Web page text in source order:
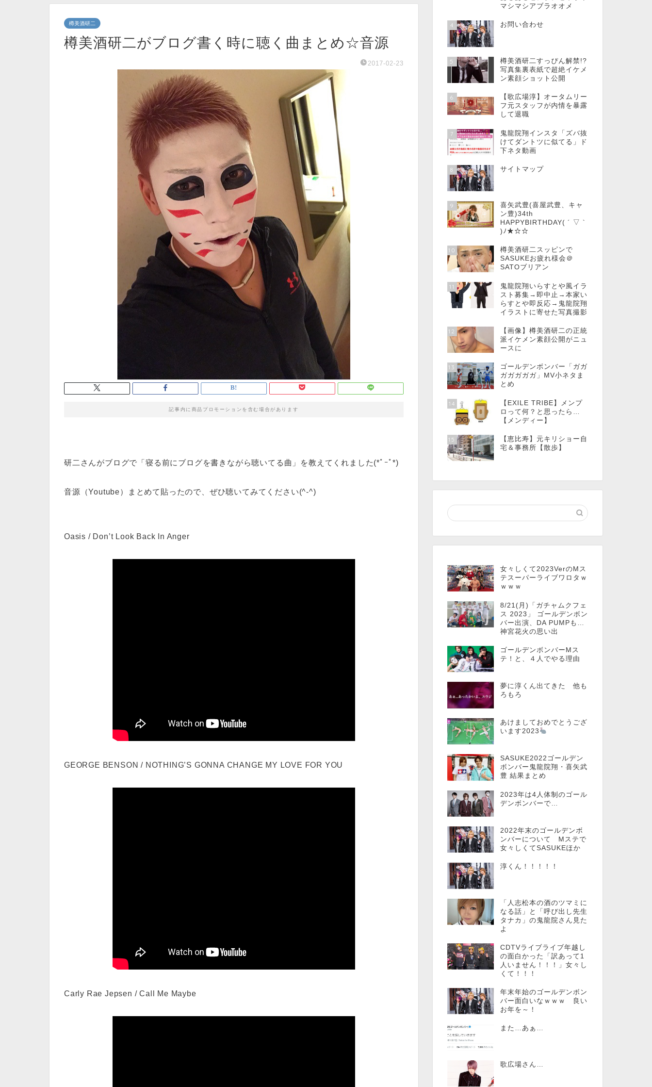
樽美酒研二
樽美酒研二がブログ書く時に聴く曲まとめ☆音源
2017-02-23
記事内に商品プロモーションを含む場合があります
研二さんがブログで「寝る前にブログを書きながら聴いてる曲」を教えてくれました(*ﾟｰﾟ*)
音源（Youtube）まとめて貼ったので、ぜひ聴いてみてください(^-^)
Oasis / Don’t Look Back In Anger
GEORGE BENSON / NOTHING’S GONNA CHANGE MY LOVE FOR YOU
Carly Rae Jepsen / Call Me Maybe
マシマシアブラオオメ
4 お問い合わせ
5
樽美酒研二すっぴん解禁!?
写真集裏表紙で超絶イケメ
ン素顔ショット公開
6
【歌広場淳】オータムリー
フ元スタッフが内情を暴露
して退職
7
鬼龍院翔インスタ「ズバ抜
けてダントツに似てる」ド
下ネタ動画
8 サイトマップ
9
喜矢武豊(喜屋武豊、キャ
ン豊)34th
HAPPYBIRTHDAY( ´ ▽ `
)ﾉ★☆☆
10
樽美酒研二スッピンで
SASUKEお疲れ様会＠
SATOブリアン
11
鬼龍院翔いらすとや風イラ
スト募集→即中止→本家い
らすとや即反応→鬼龍院翔
イラストに寄せた写真撮影
12
【画像】樽美酒研二の正統
派イケメン素顔公開がニュ
ースに
13
ゴールデンボンバー「ガガ
ガガガガガ」MV小ネタま
とめ
14
【EXILE TRIBE】メンプ
ロって何？と思ったら…
【メンディー】
15
【恵比寿】元キリショー自
宅＆事務所【散歩】
女々しくて2023VerのMス
テスーパーライブワロタｗ
ｗｗｗ
8/21(月)「ガチャムクフェ
ス 2023」 ゴールデンボン
バー出演、DA PUMPも…
神宮花火の思い出
ゴールデンボンバーMス
テ！と、４人でやる理由
夢に淳くん出てきた 他も
ろもろ
あけましておめでとうござ
います2023
SASUKE2022ゴールデン
ボンバー鬼龍院翔・喜矢武
豊 結果まとめ
2023年は4人体制のゴール
デンボンバーで…
2022年末のゴールデンボ
ンバーについて Mステで
女々しくてSASUKEほか
淳くん！！！！！
「人志松本の酒のツマミに
なる話」と「呼び出し先生
タナカ」の鬼龍院さん見た
よ
CDTVライブライブ年越し
の面白かった「訳あって1
人いません！！！」女々し
くて！！！
年末年始のゴールデンボン
バー面白いなｗｗｗ 良い
お年を～！
また…あぁ…
歌広場さん…